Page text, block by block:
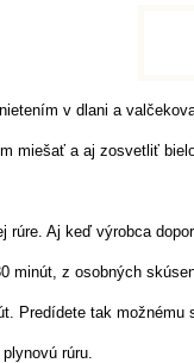
v dlani a
miešať a aj zosvetliť
Aj keď výrobca
minút, z osobných
Predídete tak možnému
rúru.